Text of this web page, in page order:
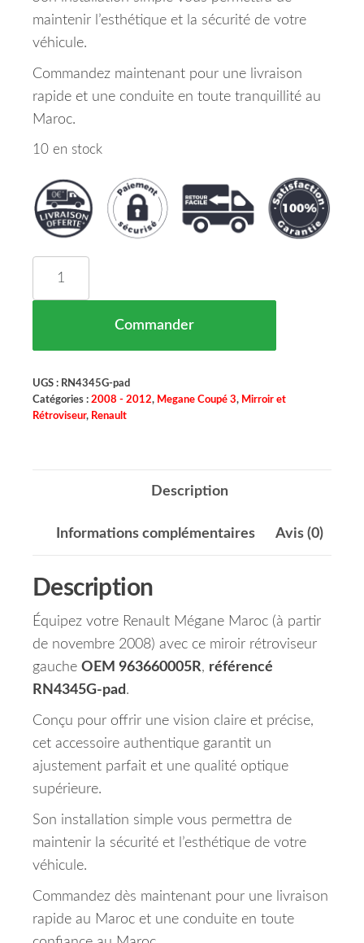
maintenir l’esthétique et la sécurité de votre
véhicule.
Commandez maintenant pour une livraison
rapide et une conduite en toute tranquillité au
Maroc.
10 en stock
Commander
UGS : RN4345G-pad
Catégories : 2008 - 2012, Megane Coupé 3, Mirroir et
Rétroviseur, Renault
Description
Informations complémentaires Avis (0)
Description
Équipez votre Renault Mégane Maroc (à partir
de novembre 2008) avec ce miroir rétroviseur
gauche OEM 963660005R, référencé
RN4345G-pad.
Conçu pour offrir une vision claire et précise,
cet accessoire authentique garantit un
ajustement parfait et une qualité optique
supérieure.
Son installation simple vous permettra de
maintenir la sécurité et l’esthétique de votre
véhicule.
Commandez dès maintenant pour une livraison
rapide au Maroc et une conduite en toute